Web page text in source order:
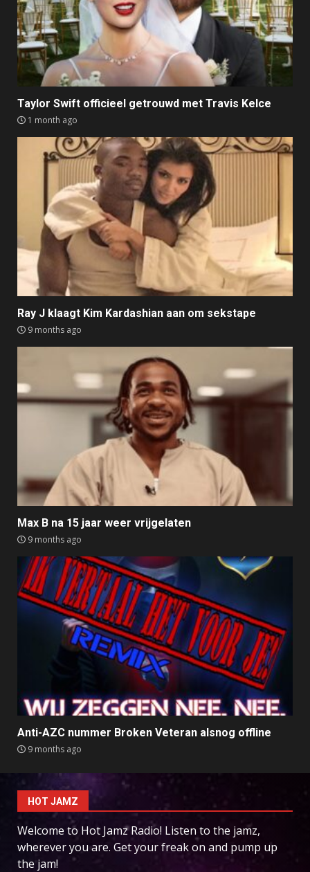
Taylor Swift officieel getrouwd met Travis Kelce
1 month ago
Ray J klaagt Kim Kardashian aan om sekstape
9 months ago
Max B na 15 jaar weer vrijgelaten
9 months ago
Anti-AZC nummer Broken Veteran alsnog offline
9 months ago
HOT JAMZ
Welcome to Hot Jamz Radio! Listen to the jamz,
wherever you are. Get your freak on and pump up
the jam!